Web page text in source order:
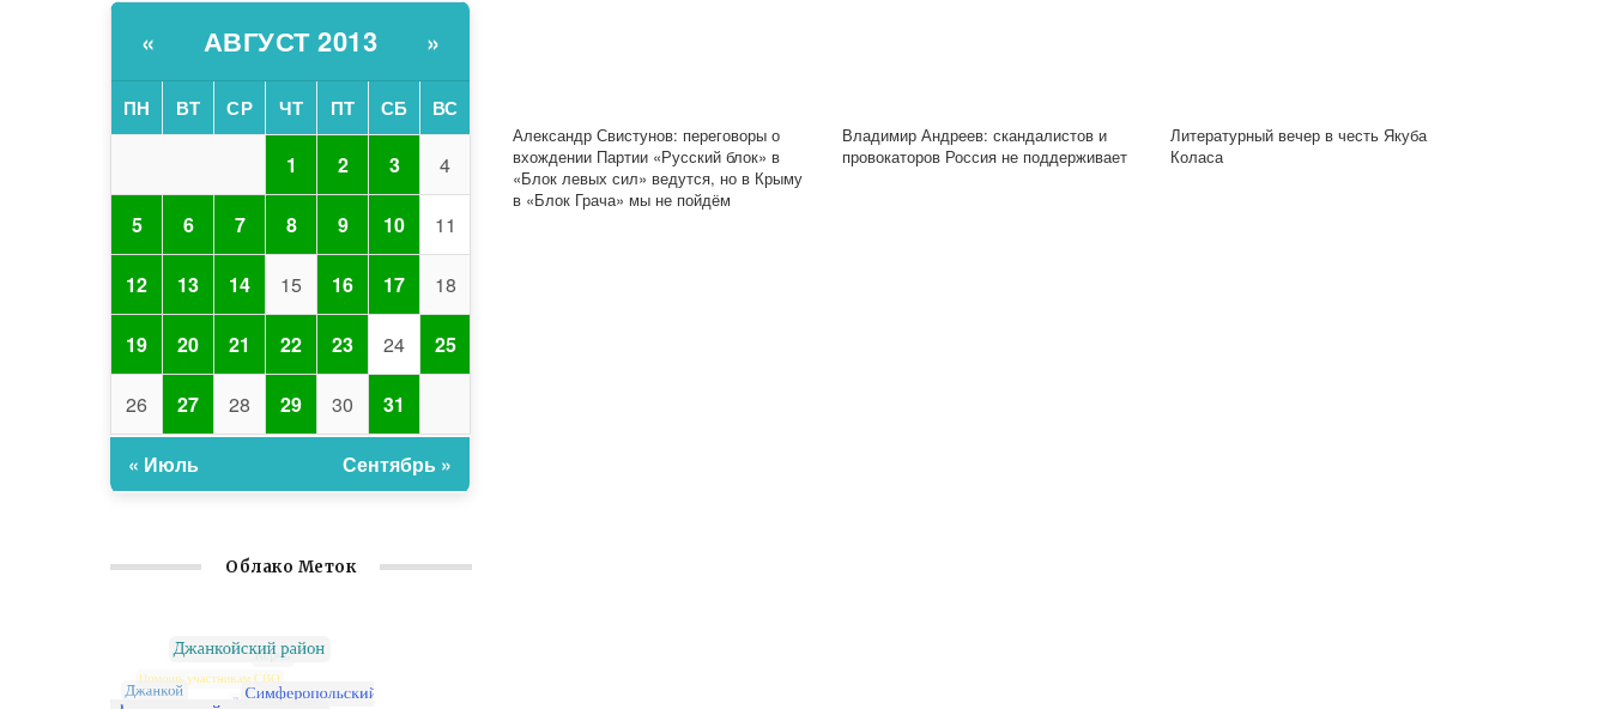
Александр Свистунов: переговоры о
вхождении Партии «Русский блок» в
«Блок левых сил» ведутся, но в Крыму
в «Блок Грача» мы не пойдём
Владимир Андреев: скандалистов и
провокаторов Россия не поддерживает
Литературный вечер в честь Якуба
Коласа
« АВГУСТ 2013 »
ПН ВТ СР ЧТ ПТ СБ ВС
1 2 3 4
5 6 7 8 9 10 11
12 13 14 15 16 17 18
19 20 21 22 23 24 25
26 27 28 29 30 31
« Июль Сентябрь »
Облако Меток